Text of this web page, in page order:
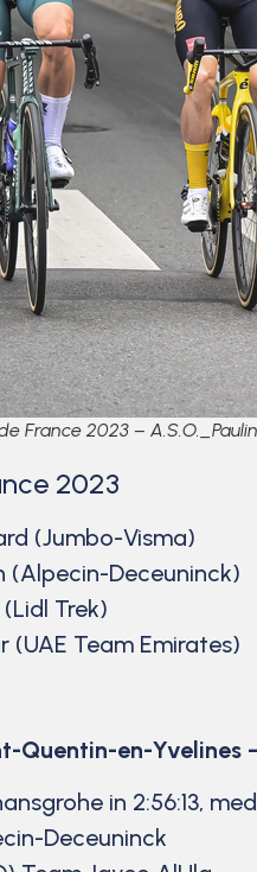
France 2023 –
2023
(Jumbo-Visma)
(Alpecin-Deceuninck)
Trek)
Team Emirates)
en-Yvelines –
in 2:56:13,
Deceuninck